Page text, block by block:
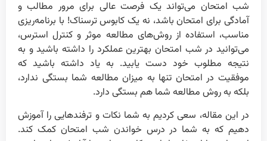
شب امتحان می‌تواند یک فرصت عالی برای مرور مطالب و
آمادگی برای امتحان باشد، نه یک کابوس ترسناک! با برنامه‌ریزی
مناسب، استفاده از روش‌های مطالعه موثر و کنترل استرس،
می‌توانید در شب امتحان بهترین عملکرد را داشته باشید و به
نتیجه مطلوب خود دست یابید. به یاد داشته باشید که
موفقیت در امتحان تنها به میزان مطالعه شما بستگی ندارد،
بلکه به روش مطالعه شما هم بستگی دارد.
در این مقاله، سعی کردیم به شما نکات و ترفندهایی را آموزش
دهیم که به شما در درس خواندن شب امتحان کمک کند.